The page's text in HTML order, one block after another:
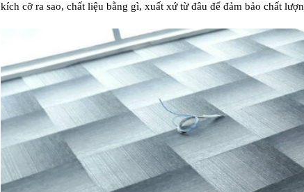
kích cỡ ra sao, chất liệu bằng gì, xuất xứ từ đâu để đảm bảo chất